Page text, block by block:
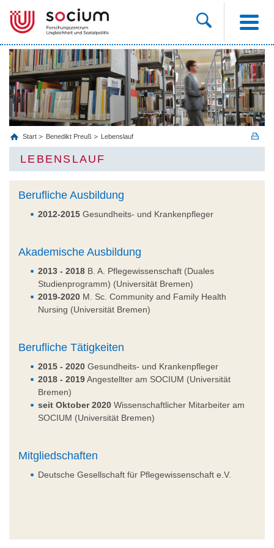
Start Benedikt Preuß Lebenslauf
LEBENSLAUF
Berufliche Ausbildung
2012-2015 Gesundheits- und Krankenpfleger
Akademische Ausbildung
2013 - 2018 B. A. Pflegewissenschaft (Duales
Studienprogramm) (Universität Bremen)
2019-2020 M. Sc. Community and Family Health
Nursing (Universität Bremen)
Berufliche Tätigkeiten
2015 - 2020 Gesundheits- und Krankenpfleger
2018 - 2019Angestellter am SOCIUM (Universität
Bremen)
seit Oktober 2020 Wissenschaftlicher Mitarbeiter am
SOCIUM (Universität Bremen)
Mitgliedschaften
Deutsche Gesellschaft für Pflegewissenschaft e.V.